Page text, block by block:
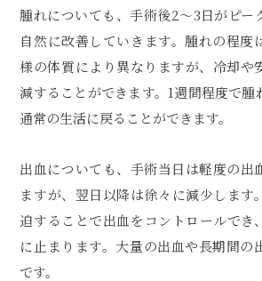
腫れについても、手術後2〜3日がピー
自然に改善していきます。腫れの程度
様の体質により異なりますが、冷却や
減することができます。1週間程度で腫
通常の生活に戻ることができます。
出血についても、手術当日は軽度の出
ますが、翌日以降は徐々に減少します
迫することで出血をコントロールでき
に止まります。大量の出血や長期間の
です。